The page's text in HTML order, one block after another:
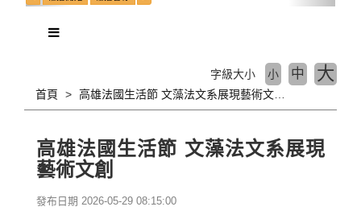
首頁 高雄法國生活節 文藻法文系展現藝術文創
字級大小 小 中 大
高雄法國生活節 文藻法文系展現
藝術文創
發布日期 2026-05-29 08:15:00